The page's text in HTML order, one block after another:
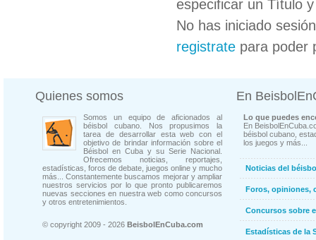
especificar un Título
No has iniciado
registrate para poder
Quienes somos
Somos un equipo de aficionados al
béisbol cubano. Nos propusimos la
tarea de desarrollar esta web con el
objetivo de brindar información sobre el
Béisbol en Cuba y su Serie Nacional.
Ofrecemos noticias, reportajes,
estadísticas, foros de debate, juegos online y mucho
más... Constantemente buscamos mejorar y ampliar
nuestros servicios por lo que pronto publicaremos
nuevas secciones en nuestra web como concursos
y otros entretenimientos.
© copyright 2009 - 2026 BeisbolEnCuba.com
En
Lo que puedes
En
béisbol cubano,
los juegos y más...
Noticias del
Foros, opiniones,
Concursos sobre
Estadísticas de la